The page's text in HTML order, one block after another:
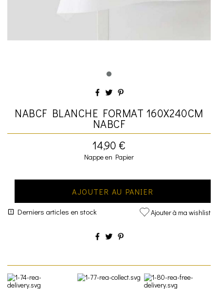
NABCF BLANCHE FORMAT 160X240CM
NABCF
14,90 €
Nappe en Papier
AJOUTER AU PANIER
Derniers articles en stock Ajouter à ma wishlist